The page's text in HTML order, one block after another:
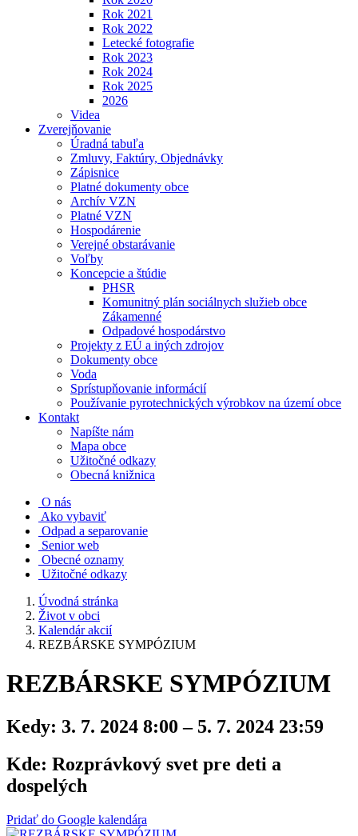
Rok 2021
Rok 2022
Letecké fotografie
Rok 2023
Rok 2024
Rok 2025
2026
Videa
Zverejňovanie
Úradná tabuľa
Zmluvy, Faktúry, Objednávky
Zápisnice
Platné dokumenty obce
Archív VZN
Platné VZN
Hospodárenie
Verejné obstarávanie
Voľby
Koncepcie a štúdie
PHSR
Komunitný plán sociálnych služieb obce
Zákamenné
Odpadové hospodárstvo
Projekty z EÚ a iných zdrojov
Dokumenty obce
Voda
Sprístupňovanie informácií
Používanie pyrotechnických výrobkov na území obce
Kontakt
Napíšte nám
Mapa obce
Užitočné odkazy
Obecná knižnica
O nás
Ako vybaviť
Odpad a separovanie
Senior web
Obecné oznamy
Užitočné odkazy
Úvodná stránka
Život v obci
Kalendár akcií
REZBÁRSKE SYMPÓZIUM
REZBÁRSKE SYMPÓZIUM
Kedy: 3. 7. 2024 8:00 – 5. 7. 2024 23:59
Kde: Rozprávkový svet pre deti a
dospelých
Pridať do Google kalendára